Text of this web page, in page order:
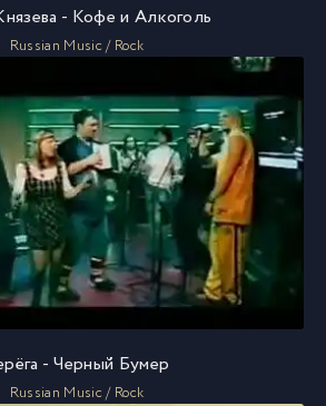
- Кофе и Алкоголь
Russian Music / Rock
- Черный Бумер
Russian Music / Rock